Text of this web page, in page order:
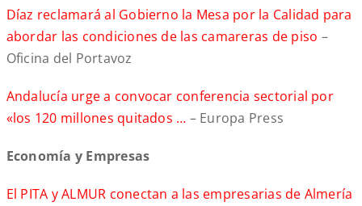
Díaz reclamará al Gobierno la Mesa por la Calidad para
abordar las condiciones de las camareras de piso –
Oficina del Portavoz
Andalucía urge a convocar conferencia sectorial por
«los 120 millones quitados … – Europa Press
Economía y Empresas
El PITA y ALMUR conectan a las empresarias de Almería